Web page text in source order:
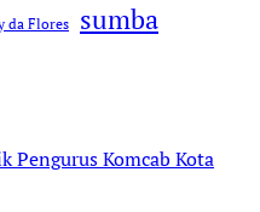
da Flores sumba
Pengurus Komcab Kota